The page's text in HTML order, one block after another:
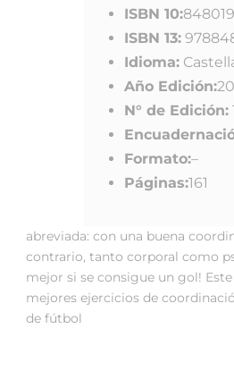
ISBN 10:
ISBN 13:
Idioma:
Año Edición:
N° de Edición:
Formato:–
Páginas:161
abreviada: con una buena
contrario, tanto corporal como
mejor si se consigue un gol!
mejores ejercicios de
de fútbol